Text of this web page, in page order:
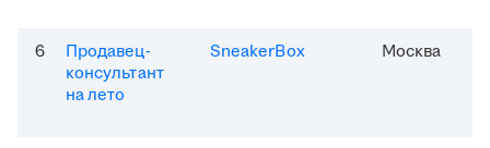
6
Продавец-
консультант
на лето
SneakerBox Москва